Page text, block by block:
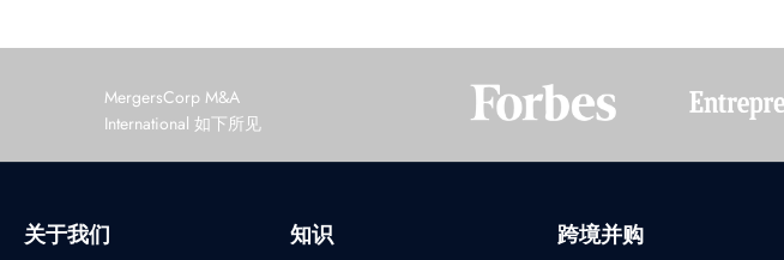
MergersCorp M&A
International 如下所见
关于我们 知识 跨境并购